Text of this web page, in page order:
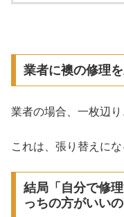
業者に襖の修理
業者の場合、一枚辺り
これは、張り替えに
結局「自分で修
っちの方がいいの